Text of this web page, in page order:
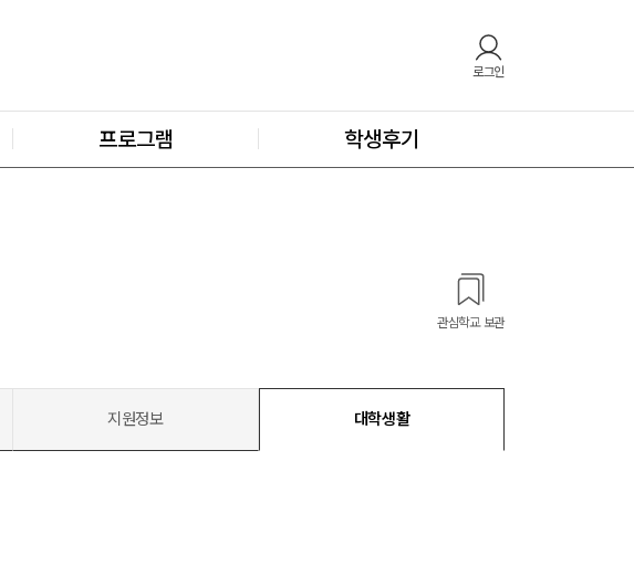
로그인
프로그램 학생후기
관심학교 보관
지원정보 대학생활